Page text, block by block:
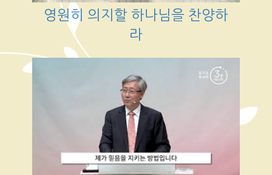
영원히 의지할 하나님을 찬양하
라